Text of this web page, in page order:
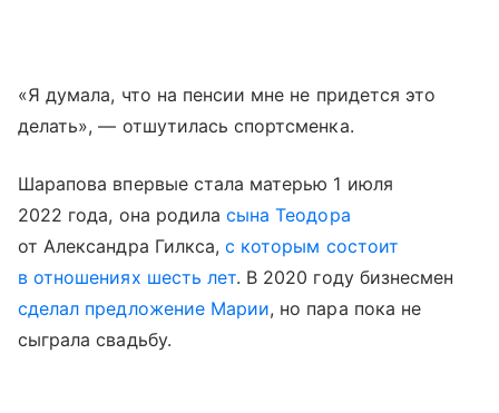
«Я думала, что на пенсии мне не придется это
делать», — отшутилась спортсменка.
Шарапова впервые стала матерью 1 июля
2022 года, она родиласына Теодора
от Александра Гилкса,с которым состоит
в отношениях шесть лет. В 2020 году бизнесмен
сделал предложение Марии, но пара пока не
сыграла свадьбу.